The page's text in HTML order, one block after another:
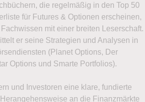
Werbe-E-Mails mit
und weiteren
zusenden darf. Ich kann
über den Abmeldelink im Newsletter
anservice@lynxbroker.de
dass hierfür andere als die
Informationen zum
die regelmäßig in den Top 50
für Futures & Optionen erscheinen,
mit einer breiten Leserschaft.
er seine Strategien und Analysen in
(Planet Options, Der
Options und Smarte Portfolios).
und Investoren eine klare, fundierte
an die Finanzmärkte